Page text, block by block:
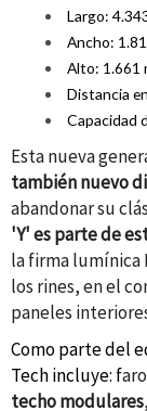
Largo:
Ancho:
Alto: 1.661
Distancia
Capacidad
Esta nueva
también nuevo
abandonar su
'Y' es parte de
la firma lumínica
los rines, en el
paneles
Como parte del
Tech incluye: f
techo modulares